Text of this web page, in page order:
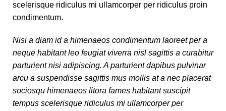
scelerisque ridiculus mi ullamcorper per ridiculus proin
condimentum.
Nisi a diam id a himenaeos condimentum laoreet per a
neque habitant leo feugiat viverra nisl sagittis a curabitur
parturient nisi adipiscing. A parturient dapibus pulvinar
arcu a suspendisse sagittis mus mollis at a nec placerat
sociosqu himenaeos litora fames habitant suscipit
tempus scelerisque ridiculus mi ullamcorper per